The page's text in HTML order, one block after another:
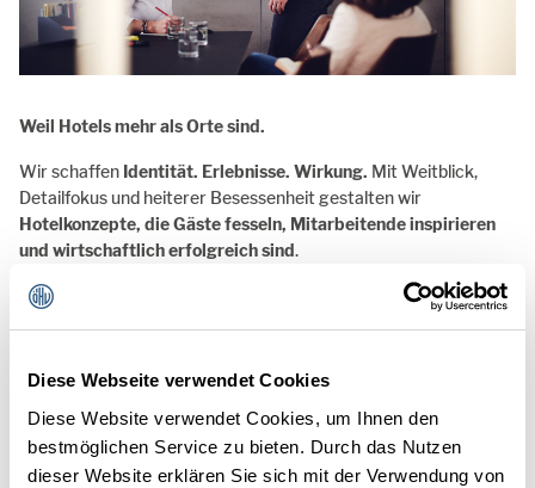
Diese Webseite verwendet Cookies
Diese Website verwendet Cookies, um Ihnen den
bestmöglichen Service zu bieten. Durch das Nutzen
dieser Website erklären Sie sich mit der Verwendung von
Weil Hotels mehr als Orte sind.
Wir schaffen Identität. Erlebnisse. Wirkung. Mit Weitblick,
Detailfokus und heiterer Besessenheit gestalten wir
Hotelkonzepte, die Gäste fesseln, Mitarbeitende inspirieren
und wirtschaftlich erfolgreich sind.
Lassen Sie uns gemeinsam Ihre Marke spürbar machen.
Kontakt